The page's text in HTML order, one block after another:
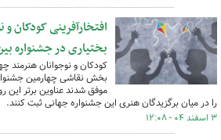
افتخارآفرینی کودکان
بختیاری در جشنواره
کودکان و نوجوانان هنرمند
بخش نقاشی چهارمین
موفق شدند عناوین برتر این
را در میان برگزیدگان هنری این جشنواره جهانی ثبت کنند.
۳ اسفند ۰۴ - ۱۲:۰۸